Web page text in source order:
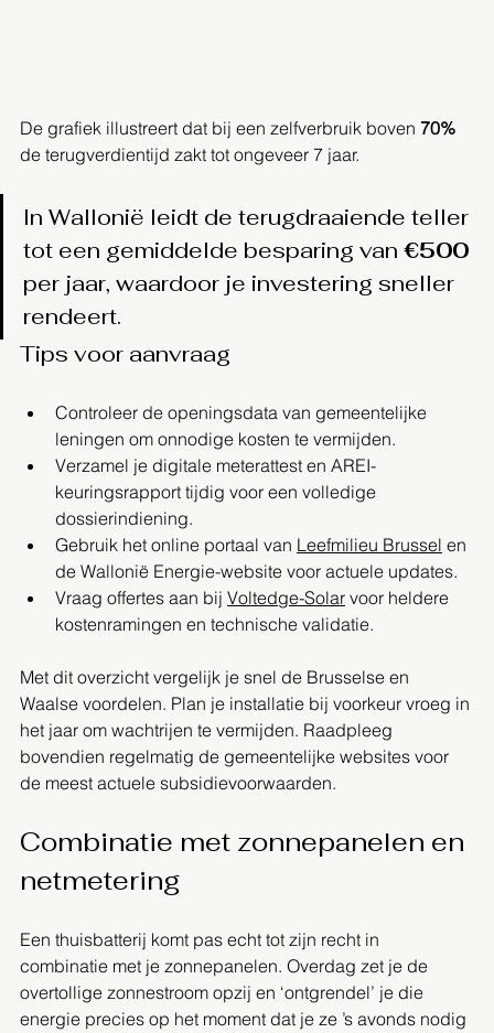
De grafiek illustreert dat bij een zelfverbruik boven 70%
de terugverdientijd zakt tot ongeveer 7 jaar.
In Wallonië leidt de terugdraaiende teller
tot een gemiddelde besparing van €500
per jaar, waardoor je investering sneller
rendeert.
Tips voor aanvraag
Controleer de openingsdata van gemeentelijke
leningen om onnodige kosten te vermijden.
Verzamel je digitale meterattest en AREI-
keuringsrapport tijdig voor een volledige
dossierindiening.
Gebruik het online portaal van Leefmilieu Brussel en
de Wallonië Energie-website voor actuele updates.
Vraag offertes aan bij Voltedge-Solar voor heldere
kostenramingen en technische validatie.
Met dit overzicht vergelijk je snel de Brusselse en
Waalse voordelen. Plan je installatie bij voorkeur vroeg in
het jaar om wachtrijen te vermijden. Raadpleeg
bovendien regelmatig de gemeentelijke websites voor
de meest actuele subsidievoorwaarden.
Combinatie met zonnepanelen en
netmetering
Een thuisbatterij komt pas echt tot zijn recht in
combinatie met je zonnepanelen. Overdag zet je de
overtollige zonnestroom opzij en ‘ontgrendel’ je die
energie precies op het moment dat je ze ’s avonds nodig